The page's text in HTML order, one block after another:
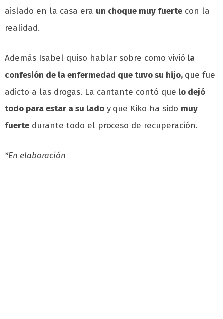
aislado en la casa era un choque muy fuerte con la
realidad.
Además Isabel quiso hablar sobre como vivió la
confesión de la enfermedad que tuvo su hijo, que fue
adicto a las drogas. La cantante contó que lo dejó
todo para estar a su lado y que Kiko ha sido muy
fuerte durante todo el proceso de recuperación.
*En elaboración